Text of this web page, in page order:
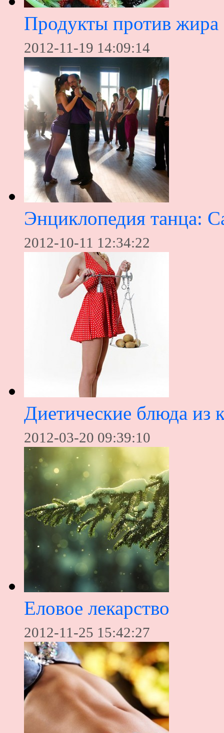
Продукты против жира
2012-11-19 14:09:14
Энциклопедия танца:
2012-10-11 12:34:22
Диетические блюда из
2012-03-20 09:39:10
Еловое лекарство
2012-11-25 15:42:27